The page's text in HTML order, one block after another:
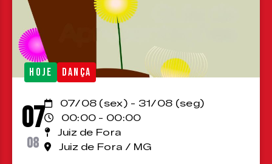
HOJE DANÇA
07
08
07/08 (sex) - 31/08 (seg)
00:00 - 00:00
Juiz de Fora
Juiz de Fora / MG